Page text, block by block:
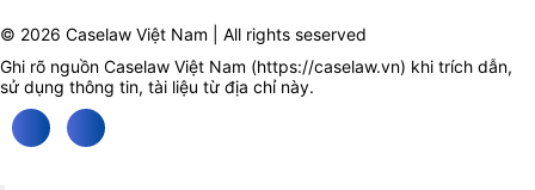
© 2026 Caselaw Việt Nam | All rights seserved
Ghi rõ nguồn Caselaw Việt Nam (https://caselaw.vn) khi trích dẫn,
sử dụng thông tin, tài liệu từ địa chỉ này.